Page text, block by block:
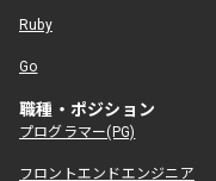
Ruby
Go
職種・ポジション
プログラマー(PG)
フロントエンドエンジニア